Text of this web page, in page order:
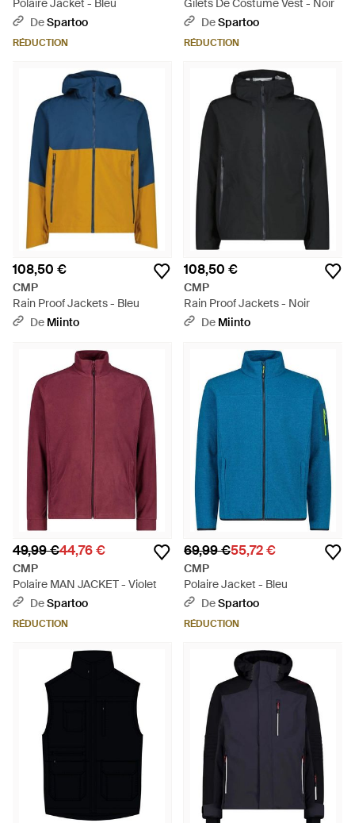
Polaire Jacket - Bleu
DeSpartoo
RÉDUCTION
Gilets De Costume Vest - Noir
DeSpartoo
RÉDUCTION
108,50 €
CMP
Rain Proof Jackets - Bleu
De Miinto
108,50 €
CMP
Rain Proof Jackets - Noir
De Miinto
49,99 €44,76 €
CMP
Polaire MAN JACKET - Violet
DeSpartoo
RÉDUCTION
69,99 €55,72 €
CMP
Polaire Jacket - Bleu
DeSpartoo
RÉDUCTION